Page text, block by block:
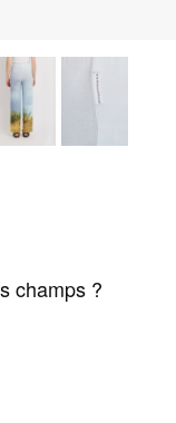
champs ?